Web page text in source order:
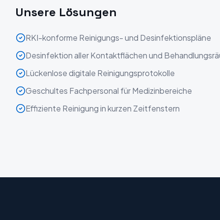
Unsere Lösungen
RKI-konforme Reinigungs- und Desinfektionspläne
Desinfektion aller Kontaktflächen und
Lückenlose digitale Reinigungsprotokolle
Geschultes Fachpersonal für Medizinbereiche
Effiziente Reinigung in kurzen Zeitfenstern